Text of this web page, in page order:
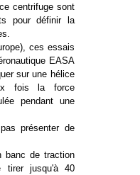
centrifuge sont
pour définir la
ces essais
EASA
sur une hélice
fois la force
pendant une
présenter de
banc de traction
tirer jusqu'à 40